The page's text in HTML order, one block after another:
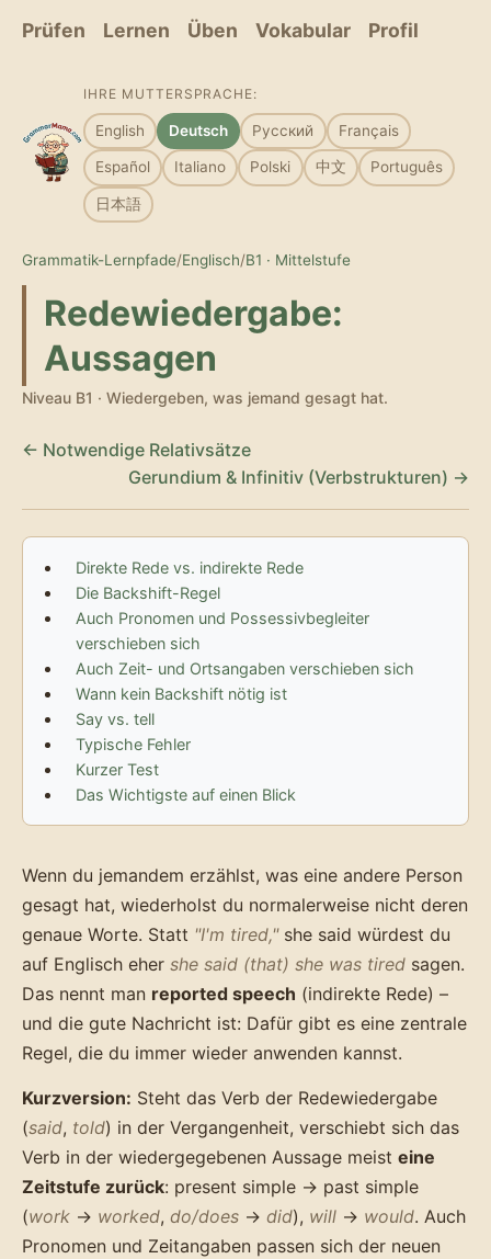
Prüfen Lernen Üben Vokabular Profil
IHRE MUTTERSPRACHE:
English Deutsch Русский Français
Español Italiano Polski 中文 Português
日本語
Grammatik-Lernpfade/Englisch/B1 · Mittelstufe
Redewiedergabe:
Aussagen
Niveau B1 · Wiedergeben, was jemand gesagt hat.
← Notwendige Relativsätze
Gerundium & Infinitiv (Verbstrukturen) →
Direkte Rede vs. indirekte Rede
Die Backshift-Regel
Auch Pronomen und Possessivbegleiter
verschieben sich
Auch Zeit- und Ortsangaben verschieben sich
Wann kein Backshift nötig ist
Say vs. tell
Typische Fehler
Kurzer Test
Das Wichtigste auf einen Blick
Wenn du jemandem erzählst, was eine andere Person
gesagt hat, wiederholst du normalerweise nicht deren
genaue Worte. Statt "I'm tired,"she said würdest du
auf Englisch eher she said (that) she was tired sagen.
Das nennt man reported speech (indirekte Rede) –
und die gute Nachricht ist: Dafür gibt es eine zentrale
Regel, die du immer wieder anwenden kannst.
Kurzversion: Steht das Verb der Redewiedergabe
(said, told) in der Vergangenheit, verschiebt sich das
Verb in der wiedergegebenen Aussage meist eine
Zeitstufe zurück: present simple → past simple
(work → worked, do/does → did), will → would. Auch
Pronomen und Zeitangaben passen sich der neuen